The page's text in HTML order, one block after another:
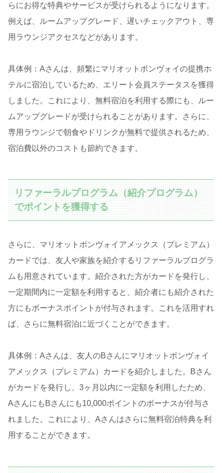
らにお得な特典やサービスが受けられるようになります。
例えば、ルームアップグレード、遅いチェックアウト、専
用ラウンジアクセスなどがあります。
具体例：Aさんは、頻繁にマリオットボンヴォイの提携ホ
テルに宿泊しているため、エリート会員ステータスを獲得
しました。これにより、無料宿泊を利用する際にも、ルー
ムアップグレードが受けられることがあります。さらに、
専用ラウンジで朝食やドリンクが無料で提供されるため、
宿泊費以外のコストも節約できます。
リファーラルプログラム（紹介プログラム）
でポイントを獲得する
さらに、マリオットボンヴォイアメックス（プレミアム）
カードでは、友人や家族を紹介するリファーラルプログラ
ムも用意されています。紹介された方がカードを発行し、
一定期間内に一定額を利用すると、紹介者にも紹介された
方にもボーナスポイントが付与されます。これを活用すれ
ば、さらに無料宿泊に近づくことができます。
具体例：Aさんは、友人のBさんにマリオットボンヴォイ
アメックス（プレミアム）カードを紹介しました。Bさん
がカードを発行し、3ヶ月以内に一定額を利用したため、
AさんにもBさんにも10,000ポイントのボーナスが付与さ
れました。これにより、Aさんはさらに無料宿泊特典を利
用することができます。